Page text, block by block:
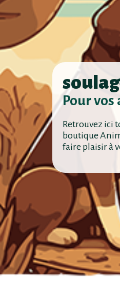
Pour
Retrouvez ici
boutique
faire plaisir à